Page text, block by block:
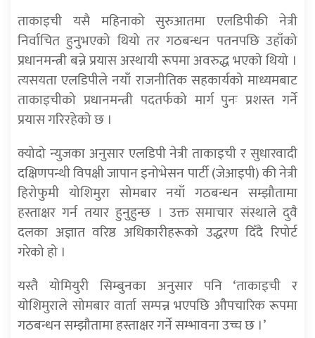
ताकाइची यसै महिनाको सुरुआतमा एलडिपीकी नेत्री
निर्वाचित हुनुभएको थियो तर गठबन्धन पतनपछि उहाँको
प्रधानमन्त्री बन्ने प्रयास अस्थायी रूपमा अवरुद्ध भएको थियो ।
त्यसयता एलडिपीले नयाँ राजनीतिक सहकार्यको माध्यमबाट
ताकाइचीको प्रधानमन्त्री पदतर्फको मार्ग पुनः प्रशस्त गर्ने
प्रयास गरिरहेको छ ।
क्योदो न्युजका अनुसार एलडिपी नेत्री ताकाइची र सुधारवादी
दक्षिणपन्थी विपक्षी जापान इनोभेसन पार्टी (जेआइपी) की नेत्री
हिरोफुमी योशिमुरा सोमबार नयाँ गठबन्धन सम्झौतामा
हस्ताक्षर गर्न तयार हुनुहुन्छ । उक्त समाचार संस्थाले दुवै
दलका अज्ञात वरिष्ठ अधिकारीहरूको उद्धरण दिँदै रिपोर्ट
गरेको हो ।
यस्तै योमियुरी सिम्बुनका अनुसार पनि ‘ताकाइची र
योशिमुराले सोमबार वार्ता सम्पन्न भएपछि औपचारिक रूपमा
गठबन्धन सम्झौतामा हस्ताक्षर गर्ने सम्भावना उच्च छ ।’